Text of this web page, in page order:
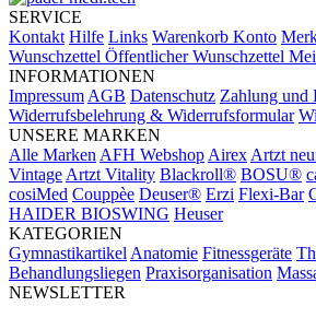
SERVICE
Kontakt Hilfe Links Warenkorb Konto
Wunschzettel Öffentlicher Wunschzettel
INFORMATIONEN
Impressum AGB Datenschutz Zahlung und
Widerrufsbelehrung & Widerrufsformular
UNSERE MARKEN
Alle Marken AFH Webshop Airex Artzt
Vintage Artzt Vitality Blackroll® BOSU®
cosiMed Couppèe Deuser® Erzi Flexi-Bar
HAIDER BIOSWING Heuser
KATEGORIEN
Gymnastikartikel Anatomie Fitnessgeräte
Behandlungsliegen Praxisorganisation
NEWSLETTER